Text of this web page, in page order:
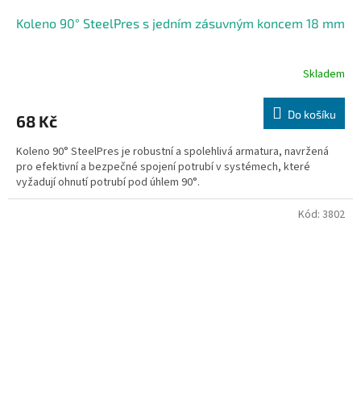
Koleno 90° SteelPres s jedním zásuvným koncem 18 mm
Skladem
68 Kč Do košíku
Koleno 90° SteelPres je robustní a spolehlivá armatura, navržená
pro efektivní a bezpečné spojení potrubí v systémech, které
vyžadují ohnutí potrubí pod úhlem 90°.
Kód: 3802